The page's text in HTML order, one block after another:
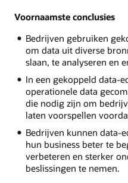
is
gekoppeld
data-
ecosysteem?
Infrastructuur:
Data
vastgelegd,
verzameld
en
georganiseerd
Analyse:
Data
Voornaamste conclusies
Bedrijven gebruiken
om data uit diverse
slaan, te analyseren en
In een gekoppeld data-
operationele data
die nodig zijn om
laten voorspellen
Bedrijven kunnen data-
hun business beter te
verbeteren en sterker
beslissingen te nemen.